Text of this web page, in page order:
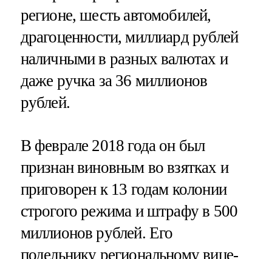
регионе, шесть автомобилей,
драгоценности, миллиард рублей
наличными в разных валютах и
даже ручка за 36 миллионов
рублей.
В феврале 2018 года он был
признан виновным во взятках и
приговорен к 13 годам колонии
строгого режима и штрафу в 500
миллионов рублей. Его
подельнику региональному вице-